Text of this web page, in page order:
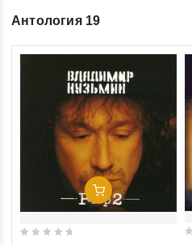
Антология 19
Добавить В Корзину